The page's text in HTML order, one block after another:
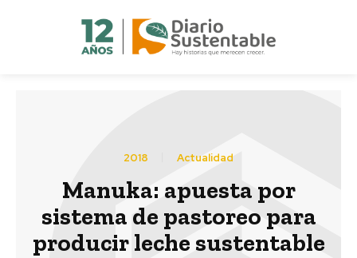
2018 Actualidad
Manuka: apuesta por
sistema de pastoreo para
producir leche sustentable